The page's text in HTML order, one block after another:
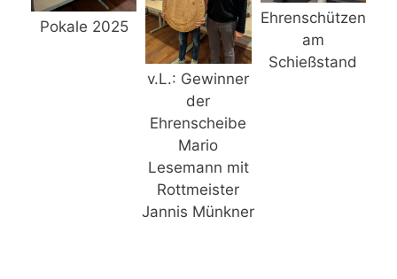
Pokale 2025
v.L.: Gewinner
der
Ehrenscheibe
Mario
Lesemann mit
Rottmeister
Jannis Münkner
Ehrenschützen
am
Schießstand